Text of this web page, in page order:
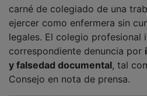
ejercer como enfermera sin
legales. El colegio profesional
correspondiente denuncia por
y falsedad documental, tal
Consejo en nota de prensa.